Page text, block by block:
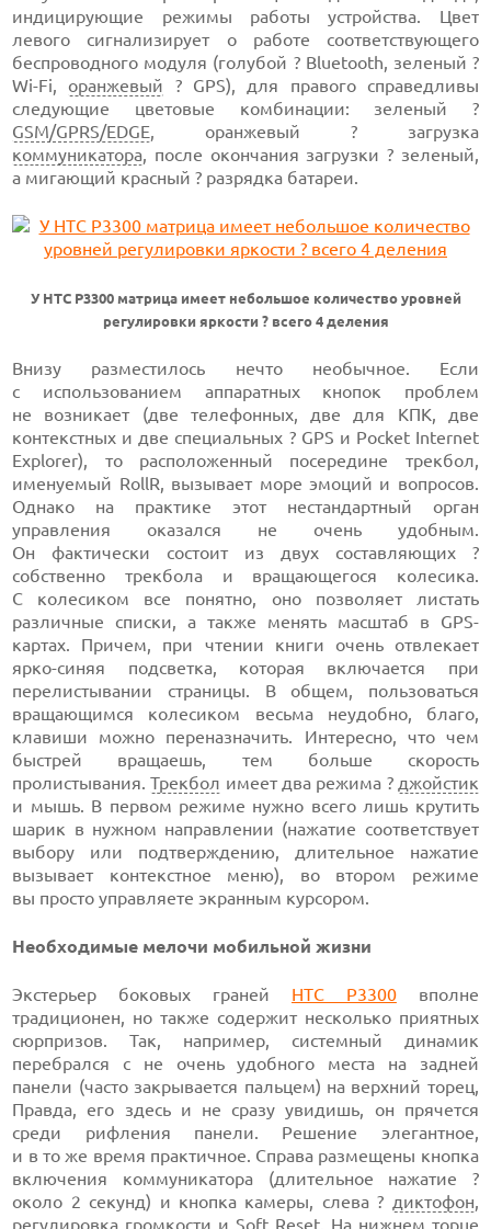
индицирующие режимы работы устройства. Цвет
левого сигнализирует о работе соответствующего
беспроводного модуля (голубой ? Bluetooth, зеленый ?
Wi-Fi, оранжевый ? GPS), для правого справедливы
следующие цветовые комбинации: зеленый ?
GSM/GPRS/EDGE, оранжевый ? загрузка
коммуникатора, после окончания загрузки ? зеленый,
а мигающий красный ? разрядка батареи.
У HTC P3300 матрица имеет небольшое количество уровней
регулировки яркости ? всего 4 деления
Внизу разместилось нечто необычное. Если
с использованием аппаратных кнопок проблем
не возникает (две телефонных, две для КПК, две
контекстных и две специальных ? GPS и Pocket Internet
Explorer), то расположенный посередине трекбол,
именуемый RollR, вызывает море эмоций и вопросов.
Однако на практике этот нестандартный орган
управления оказался не очень удобным.
Он фактически состоит из двух составляющих ?
собственно трекбола и вращающегося колесика.
С колесиком все понятно, оно позволяет листать
различные списки, а также менять масштаб в GPS-
картах. Причем, при чтении книги очень отвлекает
ярко-синяя подсветка, которая включается при
перелистывании страницы. В общем, пользоваться
вращающимся колесиком весьма неудобно, благо,
клавиши можно переназначить. Интересно, что чем
быстрей вращаешь, тем больше скорость
пролистывания.Трекбол имеет два режима ? джойстик
и мышь. В первом режиме нужно всего лишь крутить
шарик в нужном направлении (нажатие соответствует
выбору или подтверждению, длительное нажатие
вызывает контекстное меню), во втором режиме
вы просто управляете экранным курсором.
Необходимые мелочи мобильной жизни
Экстерьер боковых граней HTC P3300вполне
традиционен, но также содержит несколько приятных
сюрпризов. Так, например, системный динамик
перебрался с не очень удобного места на задней
панели (часто закрывается пальцем) на верхний торец,
Правда, его здесь и не сразу увидишь, он прячется
среди рифления панели. Решение элегантное,
и в то же время практичное. Справа размещены кнопка
включения коммуникатора (длительное нажатие ?
около 2 секунд) и кнопка камеры, слева ? диктофон,
регулировка громкости и Soft Reset. На нижнем торце